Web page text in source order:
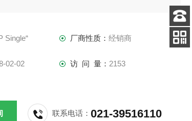
Single“ 厂商性质： 经销商
02-02 访 问 量： 2153
联系电话：021-39516110
客服
电话